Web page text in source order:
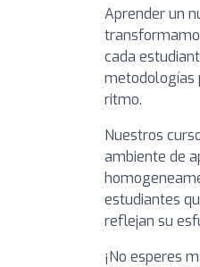
Aprender un
cada
metodologías
ritmo.
Nuestros
ambiente de
estudiantes
reflejan su
¡No esperes